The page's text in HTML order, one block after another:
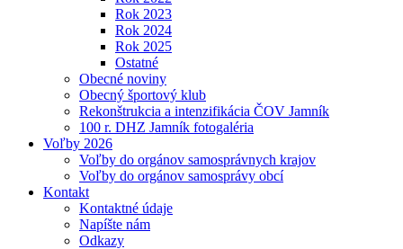
Rok 2023
Rok 2024
Rok 2025
Ostatné
Obecné noviny
Obecný športový klub
Rekonštrukcia a intenzifikácia ČOV Jamník
100 r. DHZ Jamník fotogaléria
Voľby 2026
Voľby do orgánov samosprávnych krajov
Voľby do orgánov samosprávy obcí
Kontakt
Kontaktné údaje
Napíšte nám
Odkazy